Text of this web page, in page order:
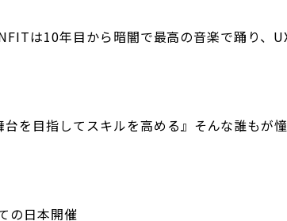
は10年目から暗闇で最高の音楽で踊り、
を目指してスキルを高める』そんな誰もが
の日本開催